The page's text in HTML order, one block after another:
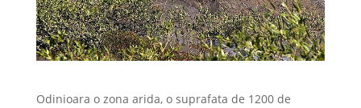
Odinioara o zona arida, o suprafata de 1200 de